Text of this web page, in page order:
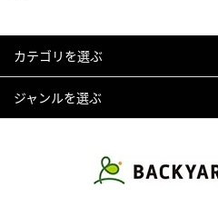
カテゴリを選ぶ
ジャンルを選ぶ